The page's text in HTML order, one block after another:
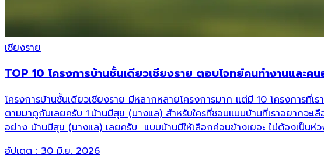
เชียงราย
TOP 10 โครงการบ้านชั้นเดียวเชียงราย ตอบโจทย์คนทำงานและค
โครงการบ้านชั้นเดียวเชียงราย มีหลากหลายโครงการมาก แต่มี 10 โครงการที่เ
ตามมาดูกันเลยครับ 1.บ้านมีสุข (นางแล) สำหรับใครที่ชอบแบบบ้านที่เราอยากจะ
อย่าง บ้านมีสุข (นางแล) เลยครับ แบบบ้านมีให้เลือกค่อนข้างเยอะ ไม่ต้องเป็น
อัปเดต :30 มิ.ย. 2026